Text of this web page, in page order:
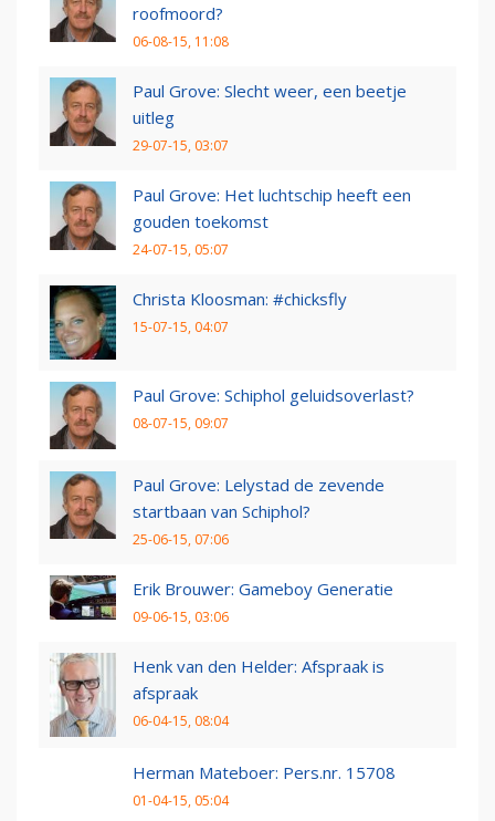
roofmoord?
06-08-15, 11:08
Paul Grove: Slecht weer, een beetje
uitleg
29-07-15, 03:07
Paul Grove: Het luchtschip heeft een
gouden toekomst
24-07-15, 05:07
Christa Kloosman: #chicksfly
15-07-15, 04:07
Paul Grove: Schiphol geluidsoverlast?
08-07-15, 09:07
Paul Grove: Lelystad de zevende
startbaan van Schiphol?
25-06-15, 07:06
Erik Brouwer: Gameboy Generatie
09-06-15, 03:06
Henk van den Helder: Afspraak is
afspraak
06-04-15, 08:04
Herman Mateboer: Pers.nr. 15708
01-04-15, 05:04